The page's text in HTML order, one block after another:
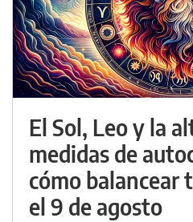
El Sol, Leo y la
medidas de
cómo balancear
el 9 de agosto